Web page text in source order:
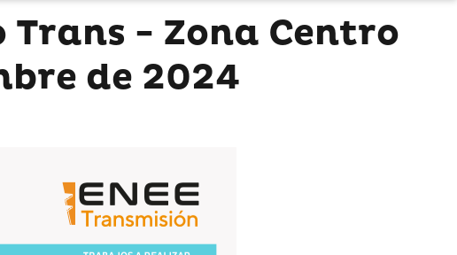
- Zona Centro
de 2024